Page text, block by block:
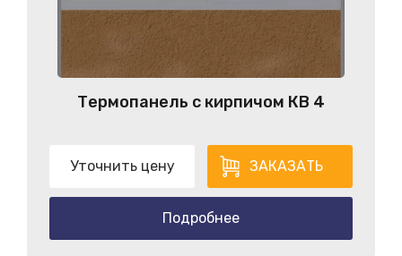
Термопанель с кирпичом КB 4
Уточнить цену ЗАКАЗАТЬ
Подробнее